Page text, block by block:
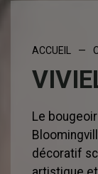
ACCUEIL —
Le bougeoir
décoratif